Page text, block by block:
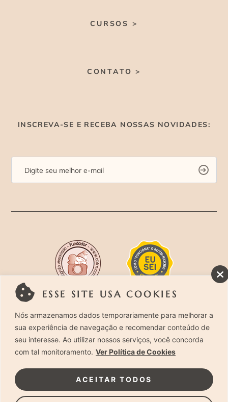
ESSE SITE USA COOKIES
Nós armazenamos dados temporariamente para melhorar a
sua experiência de navegação e recomendar conteúdo de
seu interesse. Ao utilizar nossos serviços, você concorda
com tal monitoramento. Ver Política de Cookies
ACEITAR TODOS
CURSOS >
CONTATO >
INSCREVA-SE E RECEBA NOSSAS NOVIDADES:
Rua Costa Carvalho, 419 – Pinheiros, São Paulo –
SP. CEP 05429-130 – Telefone: (11) 94494-1818
Direitos Reservados.Clique Aquie acesse nossa
Política de Privacidade.